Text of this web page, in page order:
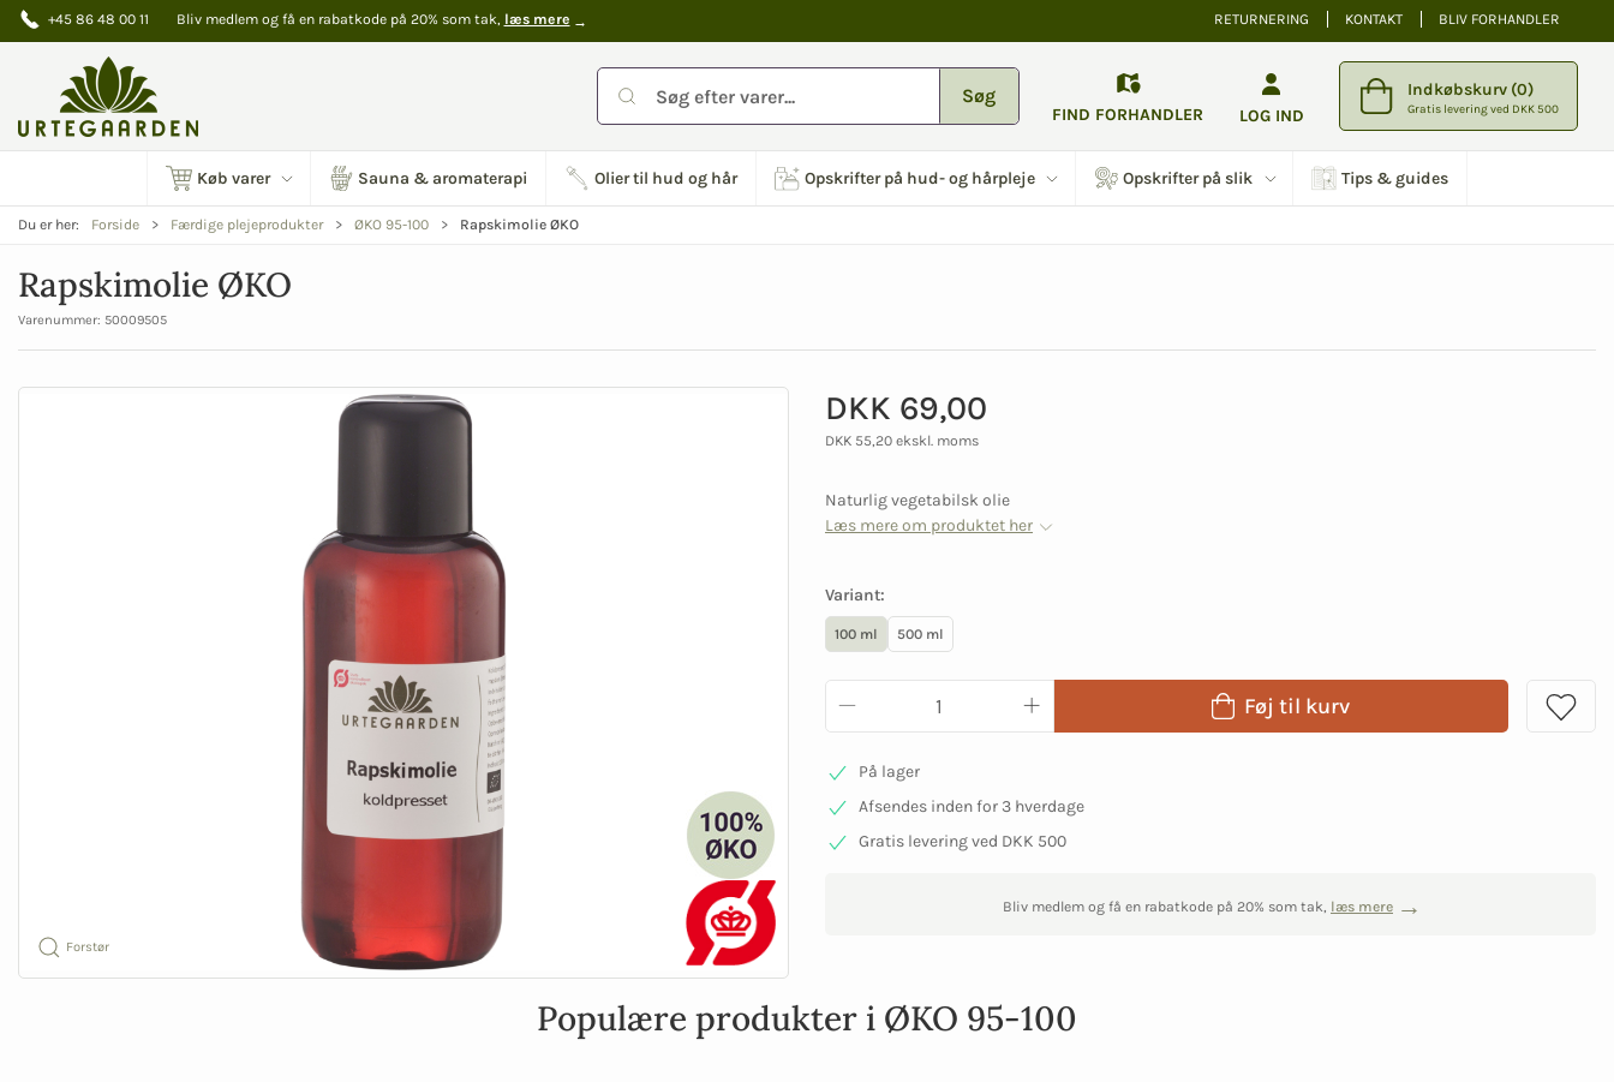
+45 86 48 00 11 Bliv medlem og få en rabatkode på 20% som tak, læs mere RETURNERING KONTAKT BLIV FORHANDLER
Søg
FIND FORHANDLER LOG IND
Indkøbskurv (0)
Gratis levering ved DKK 500
Køb varer Sauna & aromaterapi Olier til hud og hår Opskrifter på hud- og hårpleje Opskrifter på slik Tips & guides
Du er her: Forside Færdige plejeprodukter ØKO 95-100 Rapskimolie ØKO
Rapskimolie ØKO
Varenummer: 50009505
Forstør
DKK 69,00
DKK 55,20 ekskl. moms
Naturlig vegetabilsk olie
Læs mere om produktet her
Variant:
100 ml 500 ml
Føj til kurv
På lager
Afsendes inden for 3 hverdage
Gratis levering ved DKK 500
Bliv medlem og få en rabatkode på 20% som tak, læs mere
Populære produkter i ØKO 95-100